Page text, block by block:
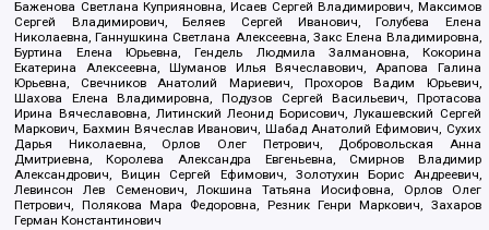
Баженова Светлана Куприяновна, Исаев Сергей Владимирович, Максимов
Сергей Владимирович, Беляев Сергей Иванович, Голубева Елена
Николаевна, Ганнушкина Светлана Алексеевна, Закс Елена Владимировна,
Буртина Елена Юрьевна, Гендель Людмила Залмановна, Кокорина
Екатерина Алексеевна, Шуманов Илья Вячеславович, Арапова Галина
Юрьевна, Свечников Анатолий Мариевич, Прохоров Вадим Юрьевич,
Шахова Елена Владимировна, Подузов Сергей Васильевич, Протасова
Ирина Вячеславовна, Литинский Леонид Борисович, Лукашевский Сергей
Маркович, Бахмин Вячеслав Иванович, Шабад Анатолий Ефимович, Сухих
Дарья Николаевна, Орлов Олег Петрович, Добровольская Анна
Дмитриевна, Королева Александра Евгеньевна, Смирнов Владимир
Александрович, Вицин Сергей Ефимович, Золотухин Борис Андреевич,
Левинсон Лев Семенович, Локшина Татьяна Иосифовна, Орлов Олег
Петрович, Полякова Мара Федоровна, Резник Генри Маркович, Захаров
Герман Константинович